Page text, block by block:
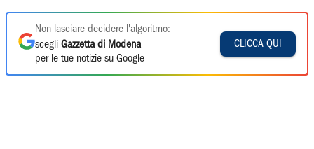
Non lasciare decidere l'algoritmo:
scegli Gazzetta di Modena
per le tue notizie su Google
CLICCA QUI